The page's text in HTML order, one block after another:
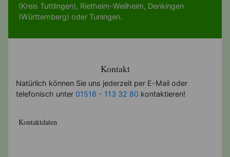
(Kreis Tuttlingen), Rietheim-Weilheim, Denkingen
(Württemberg) oder Tuningen.
Kontakt
Natürlich können Sie uns jederzeit per E-Mail oder
telefonisch unter 01516 - 113 32 80 kontaktieren!
Kontaktdaten